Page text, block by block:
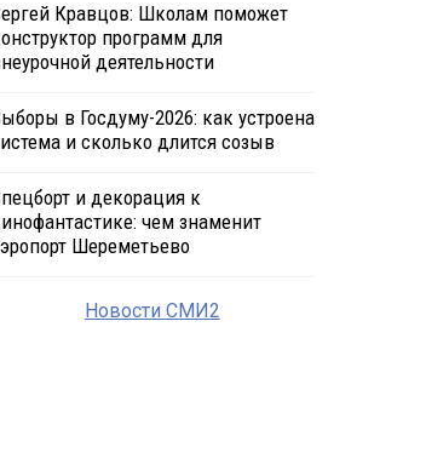
Кравцов: Школам поможет
программ для
деятельности
в Госдуму-2026: как устроена
и сколько длится созыв
и декорация к
чем знаменит
Шереметьево
Новости СМИ2